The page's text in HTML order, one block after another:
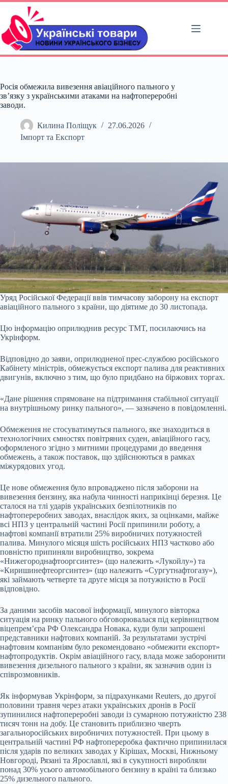
Перейти
вмісту
Росія обмежила вивезення авіаційного пального у
зв’язку з українськими атаками на нафтопереробні
заводи.
Килина Поліщук
27.06.2026
Імпорт та Експорт
Уряд Російської Федерації ввів тимчасову заборону на експорт
авіаційного пального з країни, що діятиме до 30 листопада.
Цю інформацію оприлюднив ресурс TMT, посилаючись на
Укрінформ.
Відповідно до заяви, оприлюдненої прес-службою російського
Кабінету міністрів, обмежується експорт палива для реактивних
двигунів, включно з тим, що було придбано на біржових торгах.
«Дане рішення спрямоване на підтримання стабільної ситуації
на внутрішньому ринку пального», — зазначено в повідомленні.
Обмеження не стосуватимуться пального, яке знаходиться в
технологічних ємностях повітряних суден, авіаційного гасу,
оформленого згідно з митними процедурами до введення
обмежень, а також поставок, що здійснюються в рамках
міжурядових угод.
Це нове обмеження було впроваджено після заборони на
вивезення бензину, яка набула чинності наприкінці березня. Це
сталося на тлі ударів українських безпілотників по
нафтопереробних заводах, внаслідок яких, за оцінками, майже
всі НПЗ у центральній частині Росії припинили роботу, а
нафтові компанії втратили 25% виробничих потужностей
палива. Минулого місяця шість російських НПЗ частково або
повністю припиняли виробництво, зокрема
«Нижегороднафтооргсинтез» (що належить «Лукойлу») та
«Киришинефтеоргсинтез» (що належить «Сургутнафтогазу»),
які займають четверте та друге місця за потужністю в Росії
відповідно.
За даними засобів масової інформації, минулого вівторка
ситуація на ринку пального обговорювалася під керівництвом
віцепрем’єра РФ Олександра Новака, куди були запрошені
представники нафтових компаній. За результатами зустрічі
нафтовим компаніям було рекомендовано «обмежити експорт»
нафтопродуктів. Окрім авіаційного гасу, влада може заборонити
вивезення дизельного пального з країни, як зазначив один із
співрозмовників.
Як інформував Укрінформ, за підрахунками Reuters, до другої
половини травня через атаки українських дронів в Росії
зупинилися нафтопереробні заводи із сумарною потужністю 238
тисяч тонн на добу. Це становить приблизно чверть
загальноросійських виробничих потужностей. При цьому в
центральній частині РФ нафтопереробка фактично припинилася
після ударів по великих заводах у Кірішах, Москві, Нижньому
Новгороді, Рязані та Ярославлі, які в сукупності виробляли
понад 30% усього автомобільного бензину в країні та близько
25% дизельного пального.